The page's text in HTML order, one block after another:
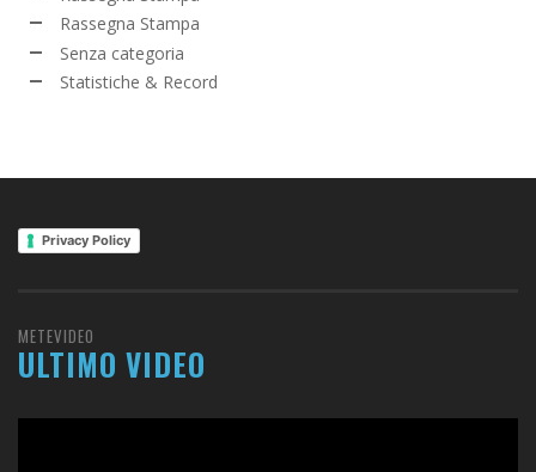
Rassegna Stampa
Senza categoria
Statistiche & Record
Privacy Policy
METEVIDEO
ULTIMO VIDEO